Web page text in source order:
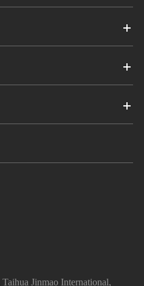
Jinmao International,